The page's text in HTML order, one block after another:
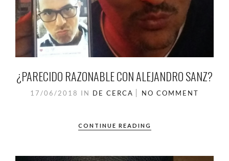
¿PARECIDO RAZONABLE CON ALEJANDRO SANZ?
17/06/2018 IN DE CERCA NO COMMENT
CONTINUE READING